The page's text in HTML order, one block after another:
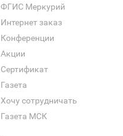
ФГИС Меркурий
Интернет заказ
Конференции
Акции
Сертификат
Газета
Хочу сотрудничать
Газета МСК